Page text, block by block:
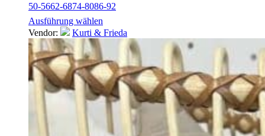
50-5662-6874-8086-92
Ausführung wählen
Vendor:
Kurti & Frieda